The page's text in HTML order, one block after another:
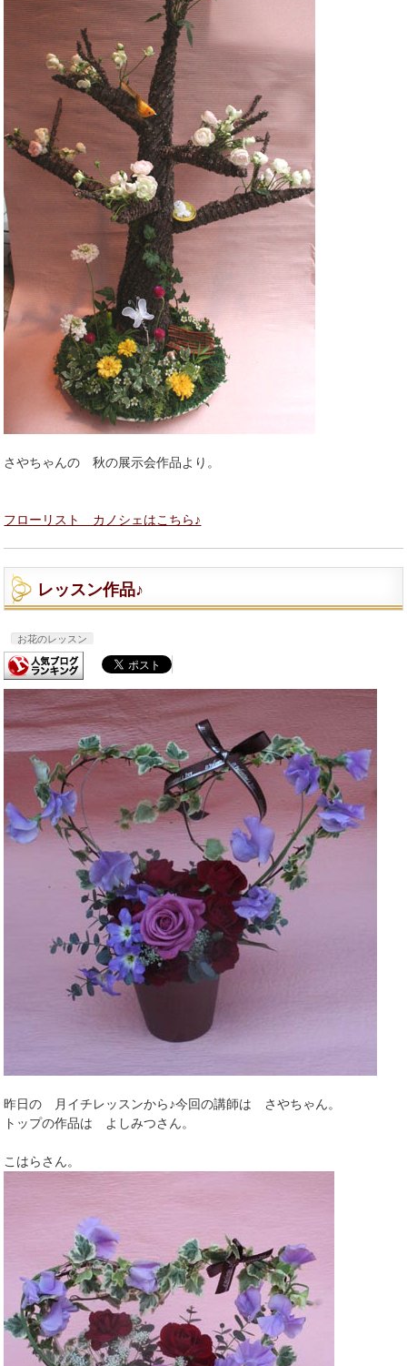
さやちゃんの 秋の展示会作品より。
フローリスト カノシェはこちら♪
レッスン作品♪
お花のレッスン
昨日の 月イチレッスンから♪今回の講師は さやちゃん。
トップの作品は よしみつさん。
こはらさん。